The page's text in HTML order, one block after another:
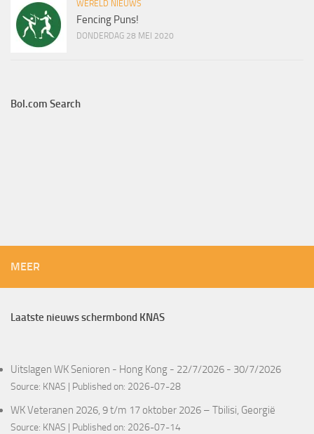
WERELD NIEUWS
Fencing Puns!
DONDERDAG 28 MEI 2020
Bol.com Search
MEER
Laatste nieuws schermbond KNAS
Uitslagen WK Senioren - Hong Kong - 22/7/2026 - 30/7/2026
Source: KNAS Published on: 2026-07-28
WK Veteranen 2026, 9 t/m 17 oktober 2026 – Tbilisi, Georgië
Source: KNAS Published on: 2026-07-14